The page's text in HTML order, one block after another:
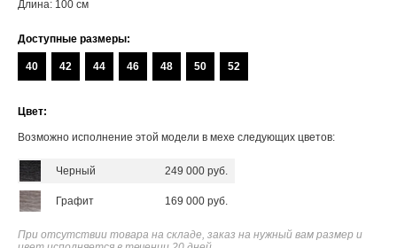
Длина: 100 см
Доступные размеры:
40 42 44 46 48 50 52
Цвет:
Возможно исполнение этой модели в мехе следующих цветов:
Черный 249 000 руб.
Графит 169 000 руб.
При отсутствии товара на складе, заказ на нужный вам размер и